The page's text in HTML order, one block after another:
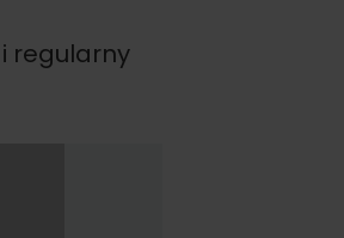
regularny